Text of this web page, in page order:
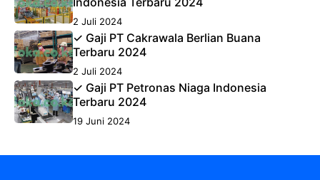
2 Juli 2024
✓ Gaji PT Cakrawala Berlian Buana
Terbaru 2024
2 Juli 2024
✓ Gaji PT Petronas Niaga Indonesia
Terbaru 2024
19 Juni 2024